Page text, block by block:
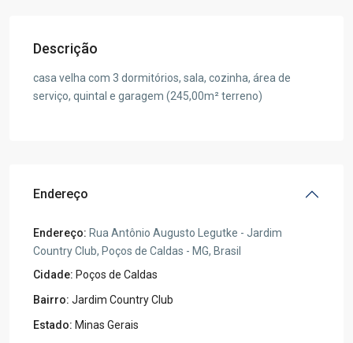
Descrição
casa velha com 3 dormitórios, sala, cozinha, área de
serviço, quintal e garagem (245,00m² terreno)
Endereço
Endereço: Rua Antônio Augusto Legutke - Jardim
Country Club, Poços de Caldas - MG, Brasil
Cidade: Poços de Caldas
Bairro: Jardim Country Club
Estado: Minas Gerais